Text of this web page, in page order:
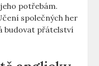
potřebám.
společných her
budovat přátelství